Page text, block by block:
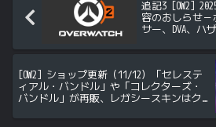
追記3 [OW2]
容のおしらせ
サー、DVA、ハ
イ、ソジョー
テ、ジュノ、
に調整
[OW2] ショップ更新（11/12）「セレステ
ィアル・バンドル」や「コレクターズ・
バンドル」が再販、レガシースキンはク